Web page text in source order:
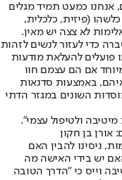
אנחנו כמעט תמיד מגלים
(פיזית, כלכלית,
לא צצה יש מאין.
כדי לעזור לנשים לזהות
פועלים להעלאת מודעות
אם הם עצמם חוו
באמצעות סדנאות
השונים במגזר הדתי
ולטיפול עצמי".
אורן בן חקון
ניסינו להבין האם
יש בידי האישה מה
וייס כי "הדרך הטובה